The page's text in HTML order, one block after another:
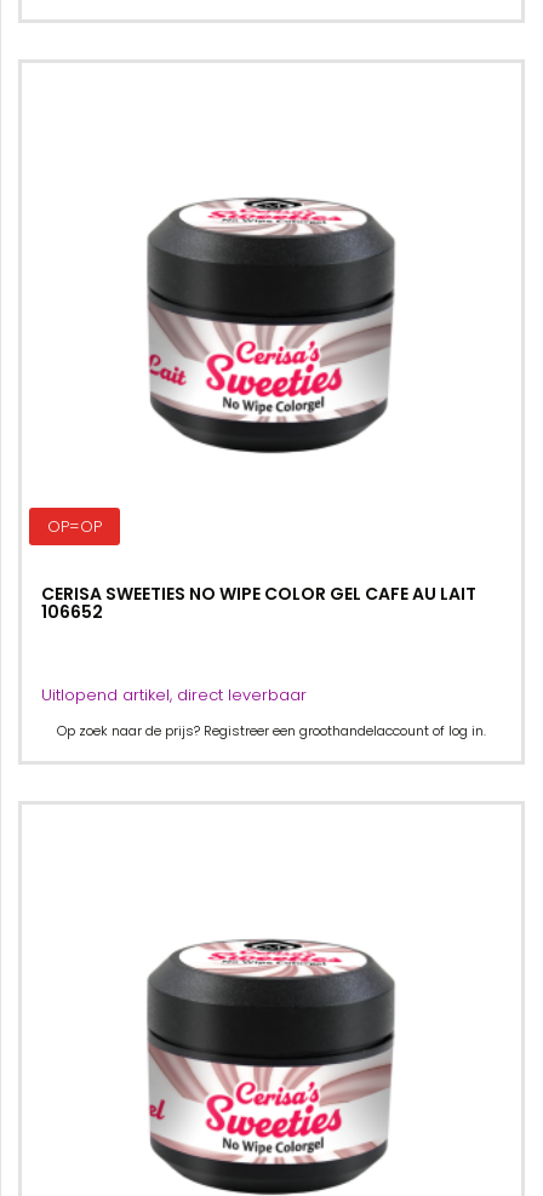
OP=OP
CERISA SWEETIES NO WIPE COLOR GEL CAFE AU LAIT
106652
Uitlopend artikel, direct leverbaar
Op zoek naar de prijs? Registreer een groothandelaccount of log in.